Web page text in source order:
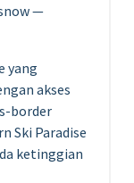
—
yang
akses
border
Ski Paradise
ketinggian